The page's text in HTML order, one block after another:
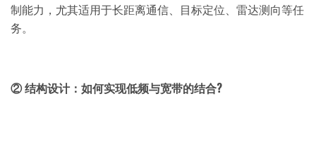
制能力，尤其适用于长距离通信、目标定位、雷达测向等任
务。
② 结构设计：如何实现低频与宽带的结合?